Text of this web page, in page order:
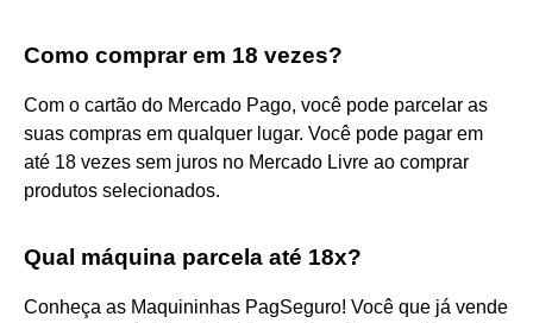
Como comprar em 18 vezes?
Com o cartão do Mercado Pago, você pode parcelar as
suas compras em qualquer lugar. Você pode pagar em
até 18 vezes sem juros no Mercado Livre ao comprar
produtos selecionados.
Qual máquina parcela até 18x?
Conheça as Maquininhas PagSeguro! Você que já vende